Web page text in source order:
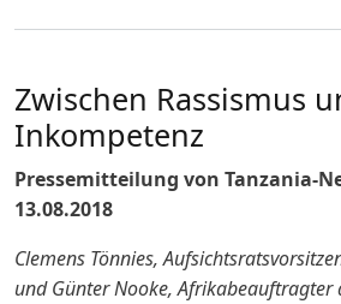
Zwischen Rassismus
Inkompetenz
Pressemitteilung von Tanzania-
13.08.2018
Clemens Tönnies,
und Günter Nooke, Afrikabeauftragter